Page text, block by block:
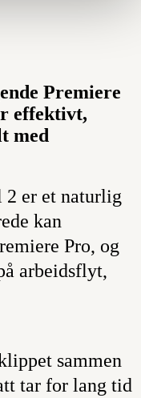
Premiere
effektivt,
med
2 er et naturlig
kan
Pro, og
arbeidsflyt,
sammen
tar for lang tid